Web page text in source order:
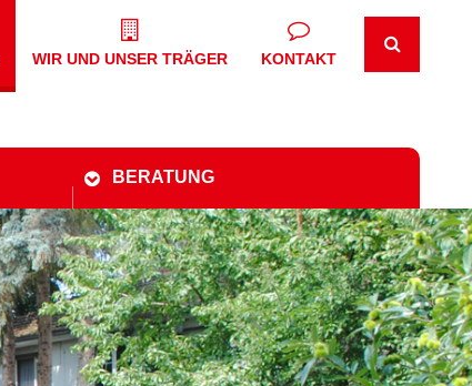
WIR UND UNSER TRÄGER KONTAKT
BERATUNG